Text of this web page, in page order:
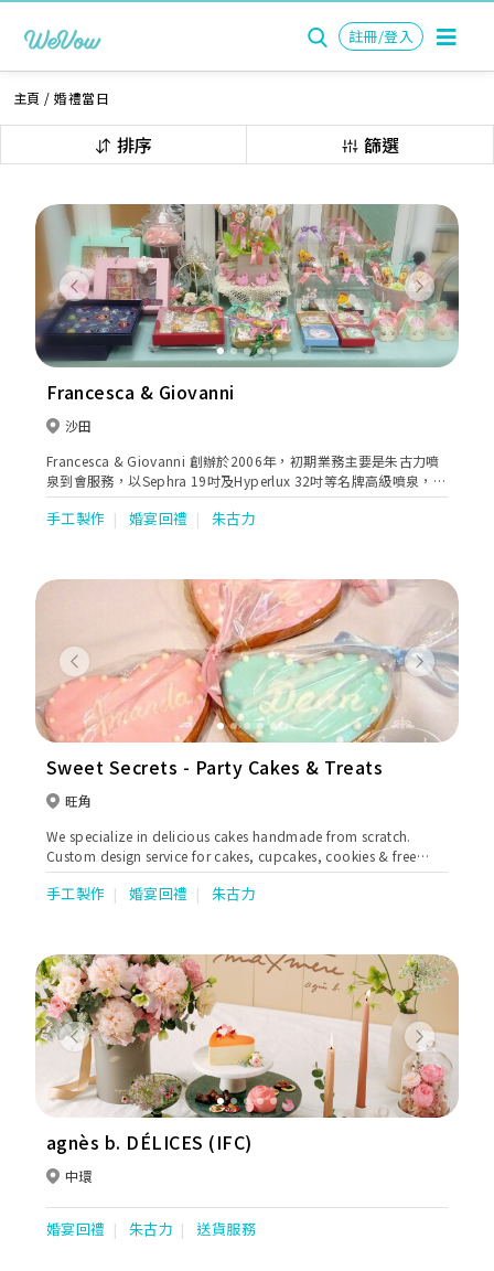
註冊/登入
主頁 /婚禮當日
排序 篩選
Previous Next
Francesca & Giovanni
沙田
Francesca & Giovanni 創辦於2006年，初期業務主要是朱古力噴
泉到會服務，以Sephra 19吋及Hyperlux 32吋等名牌高級噴泉，配
合採用優質比利時朱古力奉客。朱古力大使隨噴泉到會，在場熟練
的開動和調節噴泉，柔滑如絲綢的朱古力瀑布如泉湧出，綿綿不絕
下印象。
手工製作 婚宴回禮 朱古力
Previous Next
Sweet Secrets - Party Cakes & Treats
旺角
We specialize in delicious cakes handmade from scratch.
Custom design service for cakes, cupcakes, cookies & free
from gluten egg dairy refine Sugar option.
手工製作 婚宴回禮 朱古力
Previous Next
agnès b. DÉLICES (IFC)
中環
婚宴回禮 朱古力 送貨服務